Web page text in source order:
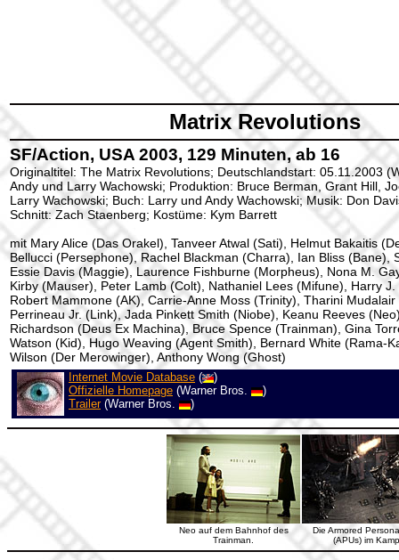
Matrix Revolutions
SF/Action, USA 2003, 129 Minuten, ab 16
Originaltitel: The Matrix Revolutions; Deutschlandstart: 05.11.2003
Andy und Larry Wachowski; Produktion: Bruce Berman, Grant Hill,
Larry Wachowski; Buch: Larry und Andy Wachowski; Musik: Don
Schnitt: Zach Staenberg; Kostüme: Kym Barrett
mit Mary Alice (Das Orakel), Tanveer Atwal (Sati), Helmut Bakaitis
Bellucci (Persephone), Rachel Blackman (Charra), Ian Bliss (Bane),
Essie Davis (Maggie), Laurence Fishburne (Morpheus), Nona M.
Kirby (Mauser), Peter Lamb (Colt), Nathaniel Lees (Mifune), Harry
Robert Mammone (AK), Carrie-Anne Moss (Trinity), Tharini
Perrineau Jr. (Link), Jada Pinkett Smith (Niobe), Keanu Reeves
Richardson (Deus Ex Machina), Bruce Spence (Trainman), Gina
Watson (Kid), Hugo Weaving (Agent Smith), Bernard White (Rama-
Wilson (Der Merowinger), Anthony Wong (Ghost)
Internet Movie Database (
)
Offizielle Homepage (Warner Bros.
)
Trailer(Warner Bros. )
Neo auf dem Bahnhof des
Trainman.
Die Armored
(APUs) im